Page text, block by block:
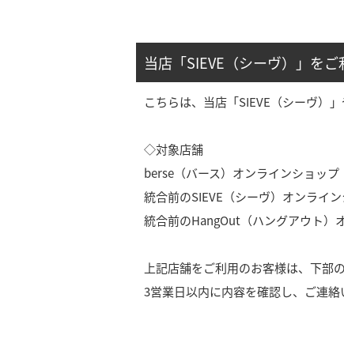
当店「SIEVE（シーヴ）」を
こちらは、当店「SIEVE（シーヴ）
◇対象店舗
berse（バース）オンラインショップ
統合前のSIEVE（シーヴ）オンライ
統合前のHangOut（ハングアウト）
上記店舗をご利用のお客様は、下部
3営業日以内に内容を確認し、ご連絡